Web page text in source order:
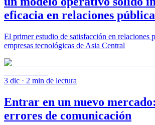
eficacia en relaciones
El primer estudio de satisfacción en relaciones
empresas tecnológicas de Asia Central
3 dic · 2 min de lectura
Entrar en un nuevo
errores de comunicación